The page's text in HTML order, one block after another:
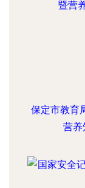
保定市教育
营养